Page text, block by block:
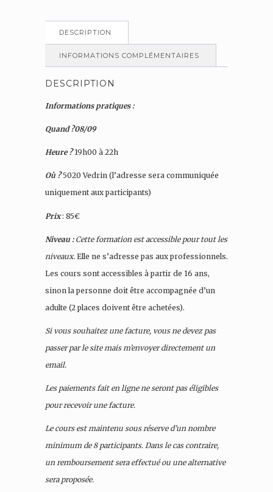
DESCRIPTION
INFORMATIONS COMPLÉMENTAIRES
DESCRIPTION
Informations pratiques :
Quand ?08/09
Heure ?19h00 à 22h
Où ?5020 Vedrin (l’adresse sera communiquée
uniquement aux participants)
Prix: 85€
Niveau : Cette formation est accessible pour tout les
niveaux. Elle ne s’adresse pas aux professionnels.
Les cours sont accessibles à partir de 16 ans,
sinon la personne doit être accompagnée d’un
adulte (2 places doivent être achetées).
Si vous souhaitez une facture, vous ne devez pas
passer par le site mais m’envoyer directement un
email.
Les paiements fait en ligne ne seront pas éligibles
pour recevoir une facture.
Le cours est maintenu sous réserve d’un nombre
minimum de 8 participants. Dans le cas contraire,
un remboursement sera effectué ou une alternative
sera proposée.